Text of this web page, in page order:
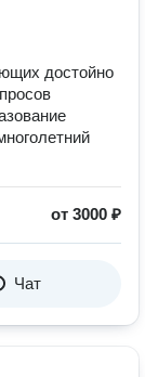
достойно
от 3000 ₽
Чат